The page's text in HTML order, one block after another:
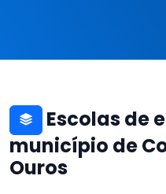
Escolas de
município de
Ouros